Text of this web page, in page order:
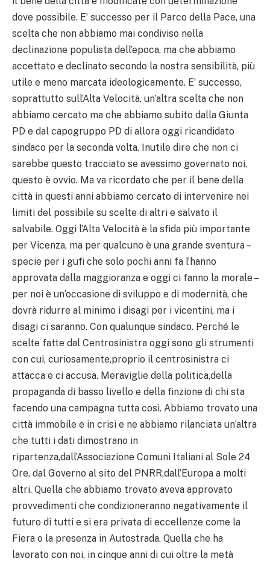
dove possibile. E’ successo per il Parco della Pace, una
scelta che non abbiamo mai condiviso nella
declinazione populista dell’epoca, ma che abbiamo
accettato e declinato secondo la nostra sensibilità, più
utile e meno marcata ideologicamente. E’ successo,
soprattutto sull’Alta Velocità, un’altra scelta che non
abbiamo cercato ma che abbiamo subito dalla Giunta
PD e dal capogruppo PD di allora oggi ricandidato
sindaco per la seconda volta. Inutile dire che non ci
sarebbe questo tracciato se avessimo governato noi,
questo è ovvio. Ma va ricordato che per il bene della
città in questi anni abbiamo cercato di intervenire nei
limiti del possibile su scelte di altri e salvato il
salvabile. Oggi l’Alta Velocità è la sfida più importante
per Vicenza, ma per qualcuno è una grande sventura –
specie per i gufi che solo pochi anni fa l’hanno
approvata dalla maggioranza e oggi ci fanno la morale –
per noi è un’occasione di sviluppo e di modernità, che
dovrà ridurre al minimo i disagi per i vicentini, ma i
disagi ci saranno. Con qualunque sindaco. Perché le
scelte fatte dal Centrosinistra oggi sono gli strumenti
con cui, curiosamente,proprio il centrosinistra ci
attacca e ci accusa. Meraviglie della politica,della
propaganda di basso livello e della finzione di chi sta
facendo una campagna tutta così. Abbiamo trovato una
città immobile e in crisi e ne abbiamo rilanciata un’altra
che tutti i dati dimostrano in
ripartenza,dall’Associazione Comuni Italiani al Sole 24
Ore, dal Governo al sito del PNRR,dall’Europa a molti
altri. Quella che abbiamo trovato aveva approvato
provvedimenti che condizioneranno negativamente il
futuro di tutti e si era privata di eccellenze come la
Fiera o la presenza in Autostrada. Quella che ha
lavorato con noi, in cinque anni di cui oltre la metà